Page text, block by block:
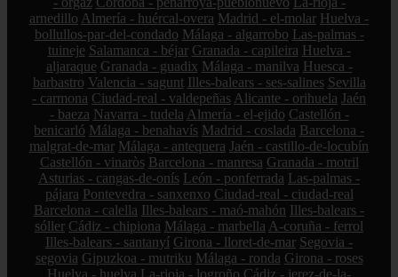
arnedillo Almería - huércal-overa Madrid - el-molar Huelva -
bollullos-par-del-condado Málaga - algarrobo Las-palmas -
tuineje Salamanca - béjar Granada - capileira Huelva -
aljaraque Granada - guadix Málaga - manilva Huesca -
barbastro Valencia - sagunt Illes-balears - ses-salines Sevilla
- carmona Ciudad-real - valdepeñas Alicante - orihuela Jaén
- baeza Navarra - tudela Almería - el-ejido Castellón -
benicarló Málaga - benahavís Madrid - coslada Barcelona -
malgrat-de-mar Málaga - antequera Jaén - castillo-de-locubín
Castellón - vinaròs Barcelona - manresa Granada - motril
Asturias - cangas-de-onís León - ponferrada Las-palmas -
pájara Pontevedra - sanxenxo Ciudad-real - ciudad-real
Barcelona - calella Illes-balears - maó-mahón Illes-balears -
sóller Cádiz - chipiona Málaga - marbella A-coruña - ferrol
Illes-balears - santanyí Girona - lloret-de-mar Segovia -
segovia Gipuzkoa - mutriku Málaga - ronda Girona - roses
Huelva - huelva La-rioja - logroño Cádiz - jerez-de-la-